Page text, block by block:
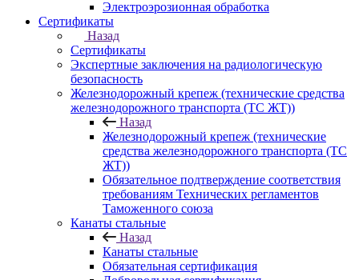
Электроэрозионная обработка
Сертификаты
Назад
Сертификаты
Экспертные заключения на радиологическую
безопасность
Железнодорожный крепеж (технические средства
железнодорожного транспорта (ТС ЖТ))
Назад
Железнодорожный крепеж (технические
средства железнодорожного транспорта (ТС
ЖТ))
Обязательное подтверждение соответствия
требованиям Технических регламентов
Таможенного союза
Канаты стальные
Назад
Канаты стальные
Обязательная сертификация